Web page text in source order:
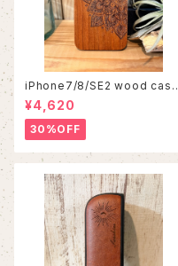
iPhone7/8/SE2 wood case
86
¥4,620
30%OFF